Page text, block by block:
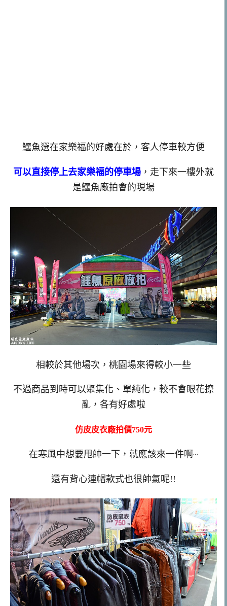
鱷魚選在家樂福的好處在於，客人停車較方便
可以直接停上去家樂福的停車場 ，走下來一樓外就
是鱷魚廠拍會的現場
相較於其他場次，桃園場來得較小一些
不過商品到時可以聚集化、單純化，較不會眼花撩
亂，各有好處啦
仿皮皮衣廠拍價750元
在寒風中想要甩帥一下，就應該來一件啊~
還有背心連帽款式也很帥氣呢!!